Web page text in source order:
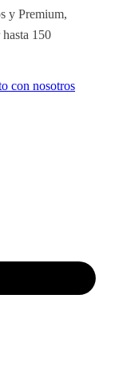
y Premium,
150
con nosotros